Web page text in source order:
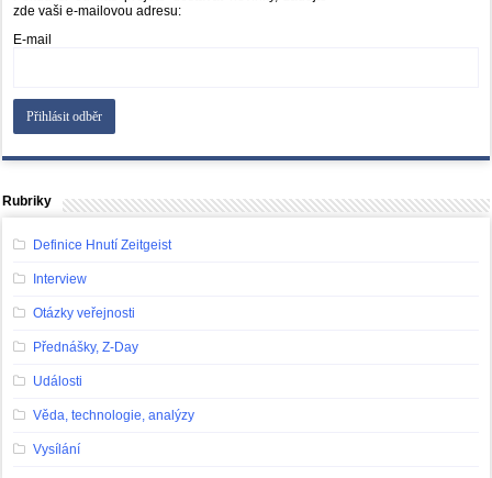
zde vaši e-mailovou adresu:
E-mail
Rubriky
Definice Hnutí Zeitgeist
Interview
Otázky veřejnosti
Přednášky, Z-Day
Události
Věda, technologie, analýzy
Vysílání